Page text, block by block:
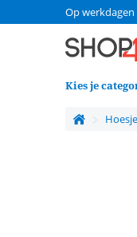
Op
Kies je